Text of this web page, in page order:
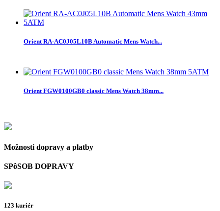
Orient RA-AC0J05L10B Automatic Mens Watch...
Orient FGW0100GB0 classic Mens Watch 38mm...
Možnosti dopravy a platby
SPôSOB DOPRAVY
123 kuriér